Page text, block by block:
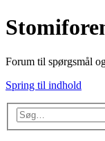
Forum til spørgsmål
Spring til indhold